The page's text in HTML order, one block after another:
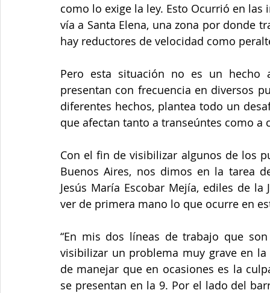
Salud mental Secretaría de Salud Sociedad
como lo exige la ley. Esto Ocurrió en
vía a Santa Elena, una zona por donde
hay reductores de velocidad como
Pero esta situación no es un hecho
presentan con frecuencia en diversos
diferentes hechos, plantea todo un
que afectan tanto a transeúntes como
Con el fin de visibilizar algunos de los
Buenos Aires, nos dimos en la tarea
Jesús María Escobar Mejía, ediles de la
ver de primera mano lo que ocurre en
“En mis dos líneas de trabajo que
visibilizar un problema muy grave en
de manejar que en ocasiones es la
se presentan en la 9. Por el lado del